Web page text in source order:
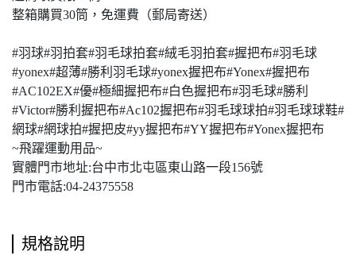
整箱購買30筒，免運費（郵局寄送）
#羽球#羽拍套#羽毛球拍套#絨毛羽拍套#握把布#羽毛球
#yonex#超薄#勝利羽毛球#yonex握把布#Yonex#握把布
#AC102EX#優#極細握把布#白色握把布#羽毛球#勝利
#Victor#勝利握把布#Ac102握把布#羽毛球球拍#羽毛球球鞋#
網球#網球拍#握把皮#yy握把布#YY握把布#Yonex握把布
~飛躍運動用品~
實體門市地址:台中市北屯區東山路一段156號
門市電話:04-24375558
規格說明